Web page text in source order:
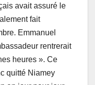
avait assuré le
fait
Emmanuel
rentrerait
heures ». Ce
quitté Niamey